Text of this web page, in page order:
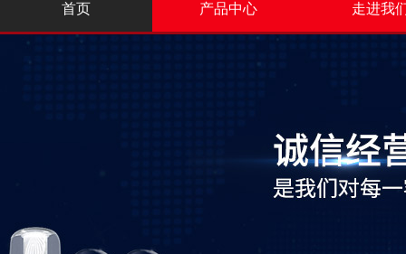
首页 产品中心 走进我